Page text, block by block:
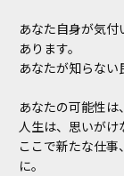
あなた自身が気
あります。
あなたが知らない
あなたの可能性は
人生は、思いがけ
ここで新たな仕
に。